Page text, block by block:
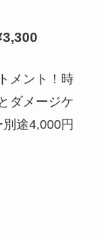
メント！時
ダメージケ
途4,000円